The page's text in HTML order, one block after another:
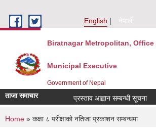
English
नेपाली
Biratnagar Metropolitan, Office
Municipal Executive
Government of Nepal
ताजा समाचार प्रस्ताव आह्वान सम्बन्धी सूचना
You are here
Home » कक्षा ८ परीक्षाको नतिजा प्रकाशन सम्बन्धमा